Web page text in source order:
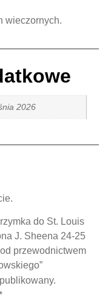
wieczornych.
2026
do St. Louis
J. Sheena 24-25
przewodnictwem